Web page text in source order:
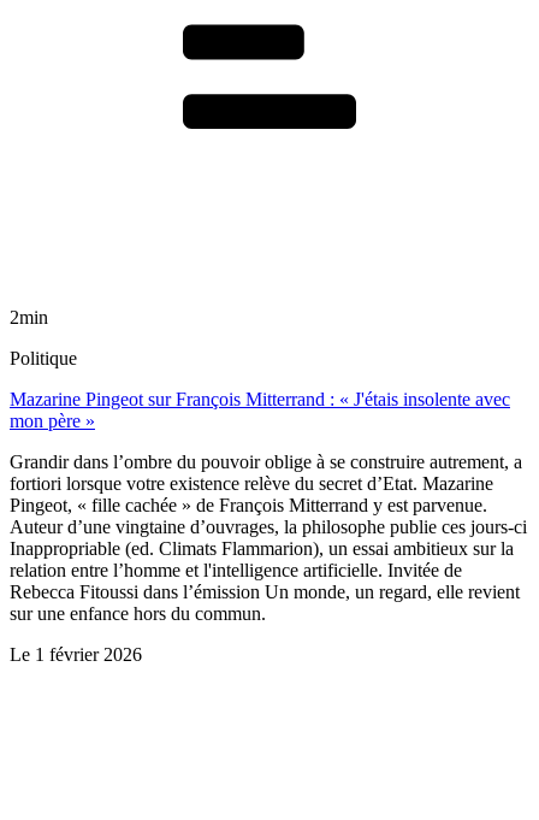
2min
Politique
Mazarine Pingeot sur François Mitterrand : « J'étais insolente avec
mon père »
Grandir dans l’ombre du pouvoir oblige à se construire autrement, a
fortiori lorsque votre existence relève du secret d’Etat. Mazarine
Pingeot, « fille cachée » de François Mitterrand y est parvenue.
Auteur d’une vingtaine d’ouvrages, la philosophe publie ces jours-ci
Inappropriable (ed. Climats Flammarion), un essai ambitieux sur la
relation entre l’homme et l'intelligence artificielle. Invitée de
Rebecca Fitoussi dans l’émission Un monde, un regard, elle revient
sur une enfance hors du commun.
Le 1 février 2026